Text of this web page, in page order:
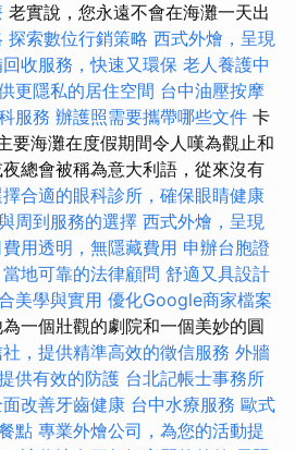
老實說，您永遠不會在海灘一天出
探索數位行銷策略 西式外燴，呈現
收服務，快速又環保 老人養護中
更隱私的居住空間 台中油壓按摩
服務 辦護照需要攜帶哪些文件 卡
要海灘在度假期間令人嘆為觀止和
總會被稱為意大利語，從來沒有
合適的眼科診所，確保眼睛健康
周到服務的選擇 西式外燴，呈現
用透明，無隱藏費用 申辦台胞證
地可靠的法律顧問 舒適又具設計
美學與實用 優化Google商家檔案
一個壯觀的劇院和一個美妙的圓
，提供精準高效的徵信服務 外牆
供有效的防護 台北記帳士事務所
改善牙齒健康 台中水療服務 歐式
點 專業外燴公司，為您的活動提